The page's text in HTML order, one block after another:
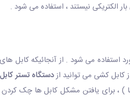
الکتریکی نیستند ، استفاده می شود .
استفاده می شود . از آنجائیکه
کابل کشی می توانید ازدستگاه تستر
) ، برای یافتن مشکل کابل ها چک